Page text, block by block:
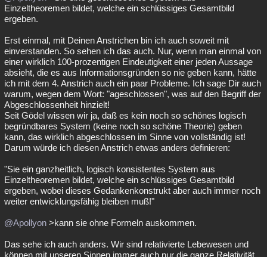
Einzeltheoremen bildet, welche ein schlüssiges Gesamtbild
ergeben.
Erst einmal, mit Deinen Anstrichen bin ich auch soweit mit
einverstanden. So sehen ich das auch. Nur, wenn man einmal von
einer wirklich 100-prozentigen Eindeutigkeit einer jeden Aussage
absieht, die es aus Informationsgründen so nie geben kann, hätte
ich mit dem 4. Anstrich auch ein paar Probleme. Ich sage Dir auch
warum, wegen dem Wort: "ageschlossen", was auf den Begriff der
Abgeschlossenheit hinzielt!
Seit Gödel wissen wir ja, daß es kein noch so schönes logisch
begründbares System (keine noch so schöne Theorie) geben
kann, das wirklich abgeschlossen im Sinne von vollständig ist!
Darum würde ich diesen Anstrich etwas anders definieren:
"Sie ein ganzheitlich, logisch konsistentes System aus
Einzeltheoremen bildet, welche ein schlüssiges Gesamtbild
ergeben, wobei dieses Gedankenkonstrukt aber auch immer noch
weiter entwicklungsfähig bleiben muß!"
@Apollyon >kann sie ohne Formeln auskommen.
Das sehe ich auch anders. Wir sind relativierte Lebewesen und
können mit unseren Sinnen immer auch nur die ganze Relativität